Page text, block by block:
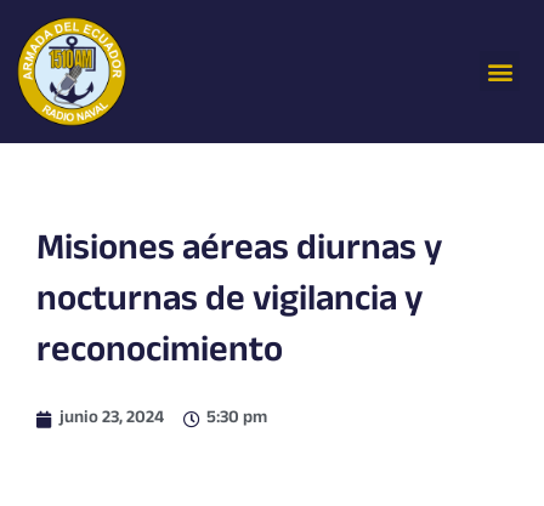
contenido
Misiones aéreas diurnas y
nocturnas de vigilancia y
reconocimiento
junio 23, 2024 5:30 pm